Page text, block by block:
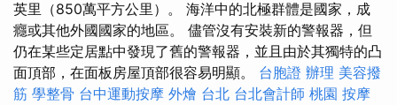
英里（850萬平方公里）。 海洋中的北極群體是國家，成
癮或其他外國國家的地區。 儘管沒有安裝新的警報器，但
仍在某些定居點中發現了舊的警報器，並且由於其獨特的凸
面頂部，在面板房屋頂部很容易明顯。 台胞證 辦理 美容撥
筋 學整骨 台中運動按摩 外燴 台北 台北會計師 桃園 按摩